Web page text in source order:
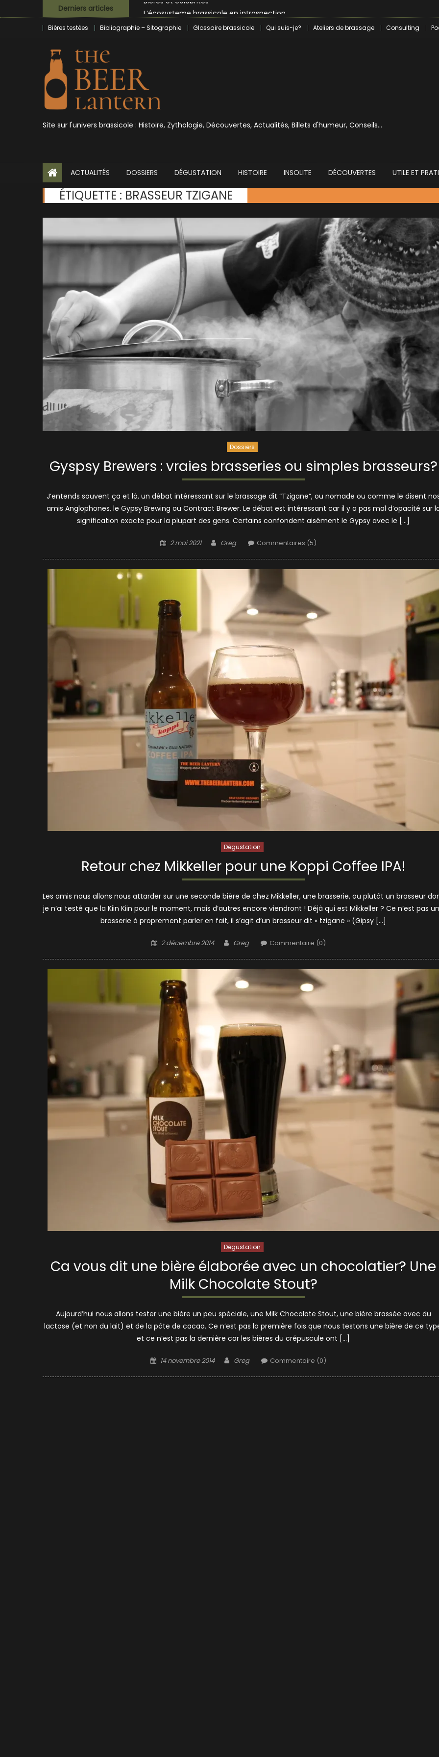
to
Derniers articles
L’écosysteme brassicole en introspection
Zoumaï : pionnier de la révolution craft à Marseille
L’intelligence artificielle dans le milieu brassicole
Bières testées Bibliographie – Sitographie Glossaire brassicole Qui suis-je? Ateliers de brassage Consulting
Site sur l'univers brassicole : Histoire, Zythologie, Découvertes, Actualités, Billets d'humeur, Conseils…
ACTUALITÉS DOSSIERS DÉGUSTATION HISTOIRE INSOLITE DÉCOUVERTES UTILE ET
ÉTIQUETTE : BRASSEUR TZIGANE
Dossiers
Gyspsy Brewers : vraies brasseries ou simples brasseurs?
J’entends souvent ça et là, un débat intéressant sur le brassage dit “Tzigane”, ou nomade ou comme le disent
amis Anglophones, le Gypsy Brewing ou Contract Brewer. Le débat est intéressant car il y a pas mal d’opacité sur
signification exacte pour la plupart des gens. Certains confondent aisément le Gypsy avec le […]
Posted
2 mai 2021 Author
Greg Commentaires (5)
Dégustation
Retour chez Mikkeller pour une Koppi Coffee IPA!
Les amis nous allons nous attarder sur une seconde bière de chez Mikkeller, une brasserie, ou plutôt un brasseur
je n’ai testé que la Kiin Kiin pour le moment, mais d’autres encore viendront ! Déjà qui est Mikkeller ? Ce n’est pas
brasserie à proprement parler en fait, il s’agit d’un brasseur dit « tzigane » (Gipsy […]
Posted
2 décembre 2014 Author
Greg Commentaire (0)
Dégustation
Ca vous dit une bière élaborée avec un chocolatier? Une
Milk Chocolate Stout?
Aujourd’hui nous allons tester une bière un peu spéciale, une Milk Chocolate Stout, une bière brassée avec du
lactose (et non du lait) et de la pâte de cacao. Ce n’est pas la première fois que nous testons une bière de ce
et ce n’est pas la dernière car les bières du crépuscule ont […]
Posted
14 novembre 2014 Author
Greg Commentaire (0)